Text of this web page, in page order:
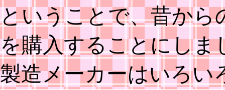
ということで、昔から
を購入することにしま
製造メーカーはいろい